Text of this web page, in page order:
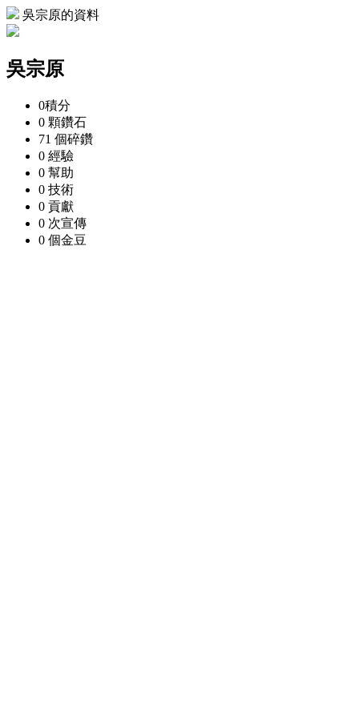
吳宗原的資料
吳宗原
0積分
0 顆鑽石
71 個碎鑽
0 經驗
0 幫助
0 技術
0 貢獻
0 次宣傳
0 個金豆